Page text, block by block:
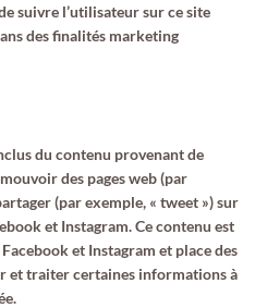
suivre l’utilisateur sur ce site
des finalités marketing
du contenu provenant de
des pages web (par
(par exemple, « tweet ») sur
et Instagram. Ce contenu est
et Instagram et place des
et traiter certaines informations à